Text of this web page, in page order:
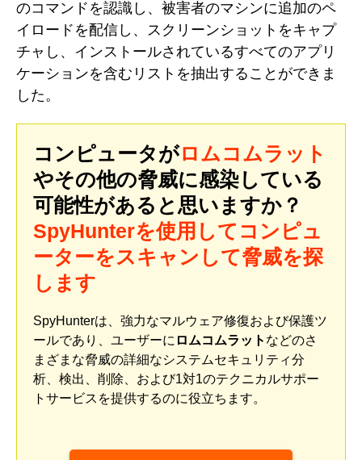
のコマンドを認識し、被害者のマシンに追加のペ
イロードを配信し、スクリーンショットをキャプ
チャし、インストールされているすべてのアプリ
ケーションを含むリストを抽出することができま
した。
コンピュータがロムコムラット
やその他の脅威に感染している
可能性があると思いますか？
SpyHunterを使用してコンピュ
ーターをスキャンして脅威を探
します
SpyHunterは、強力なマルウェア修復および保護ツ
ールであり、ユーザーに ロムコムラット などのさ
まざまな脅威の詳細なシステムセキュリティ分
析、検出、削除、および1対1のテクニカルサポー
トサービスを提供するのに役立ちます。